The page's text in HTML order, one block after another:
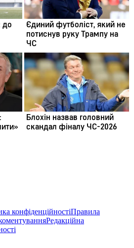
конфіденційностіПравила
Редакційна